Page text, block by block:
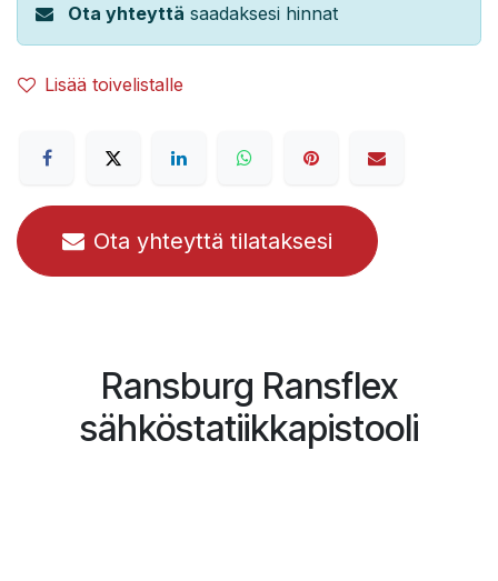
Ota yhteyttä saadaksesi hinnat
Lisää toivelistalle
Ota yhteyttä tilataksesi
Ransburg Ransflex
sähköstatiikkapistooli